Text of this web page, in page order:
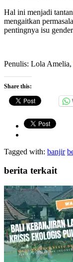
Hal ini menjadi
mengaitkan
pentingnya isu
Penulis: Lola Amelia,
Share this:
Tagged with: banjir
berita terkait